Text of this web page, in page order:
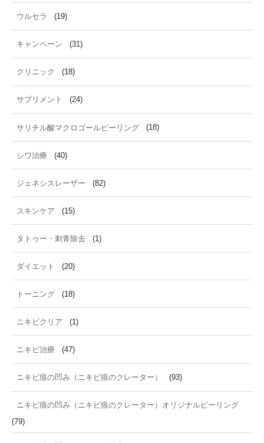
ウルセラ (19)
キャンペーン (31)
クリニック (18)
サプリメント (24)
サリチル酸マクロゴールピーリング (18)
シワ治療 (40)
ジェネシスレーザー (82)
スキンケア (15)
タトゥー・刺青除去 (1)
ダイエット (20)
トーニング (18)
ニキビクリア (1)
ニキビ治療 (47)
ニキビ痕の凹み（ニキビ痕のクレーター） (93)
ニキビ痕の凹み（ニキビ痕のクレーター）オリジナルピーリング
(79)